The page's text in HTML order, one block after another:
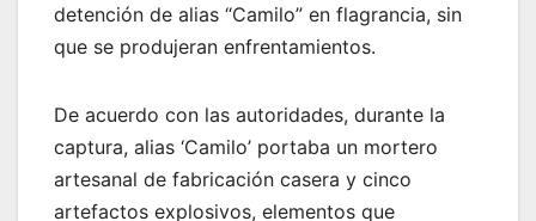
detención de alias “Camilo” en flagrancia, sin
que se produjeran enfrentamientos.
De acuerdo con las autoridades, durante la
captura, alias ‘Camilo’ portaba un mortero
artesanal de fabricación casera y cinco
artefactos explosivos, elementos que